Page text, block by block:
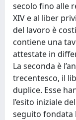
secolo fino alle
XIV e al liber
del lavoro è
contiene una
attestate in
La seconda è
trecentesco, il
duplice. Esse
l’esito iniziale
seguito fondata